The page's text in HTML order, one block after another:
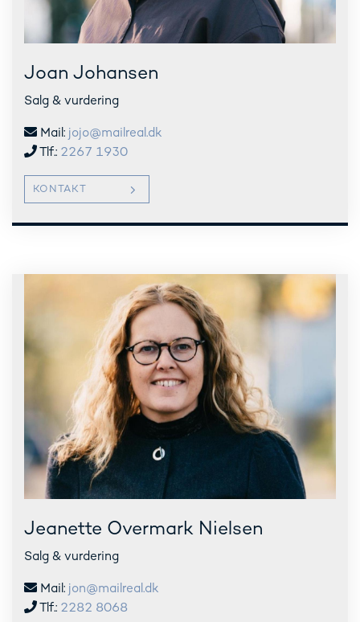
Joan Johansen
Salg & vurdering
Mail: jojo@mailreal.dk
Tlf.: 2267 1930
KONTAKT
Jeanette Overmark Nielsen
Salg & vurdering
Mail: jon@mailreal.dk
Tlf.: 2282 8068